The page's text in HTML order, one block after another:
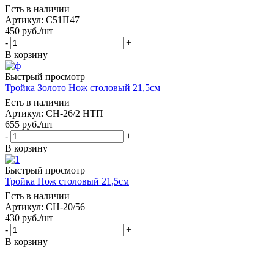
Есть в наличии
Артикул: С51П47
450 руб./шт
-
+
В корзину
Быстрый просмотр
Тройка Золото Нож столовый 21,5см
Есть в наличии
Артикул: СН-26/2 НТП
655 руб./шт
-
+
В корзину
Быстрый просмотр
Тройка Нож столовый 21,5см
Есть в наличии
Артикул: СН-20/56
430 руб./шт
-
+
В корзину